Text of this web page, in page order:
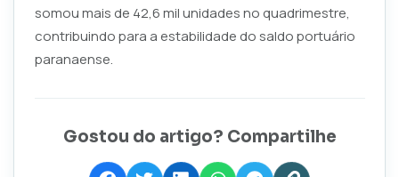
somou mais de 42,6 mil unidades no quadrimestre,
contribuindo para a estabilidade do saldo portuário
paranaense.
Gostou do artigo? Compartilhe